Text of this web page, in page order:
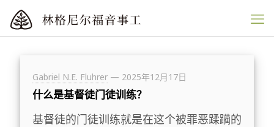
Gabriel N.E. Fluhrer — 2025年12月17日
什么是基督徒门徒训练？
基督徒的门徒训练就是在这个被罪恶蹂躏的